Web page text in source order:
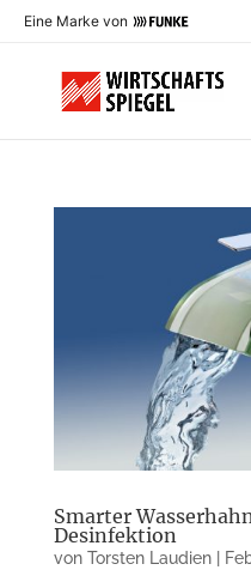
Eine Marke von
Smarter
Desinfektion
von Torsten Laudien|